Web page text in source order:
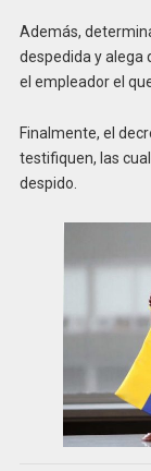
Además,
despedida y alega
el empleador el
Finalmente, el
testifiquen, las
despido.